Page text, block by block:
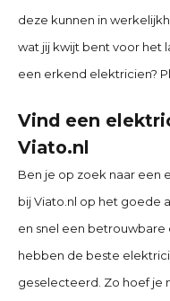
deze kunnen in
wat jij kwijt bent voor het
een erkend elektricien?
Vind een
Viato.nl
Ben je op zoek naar een
bij Viato.nl op het goede
en snel een
hebben de beste
geselecteerd. Zo hoef je